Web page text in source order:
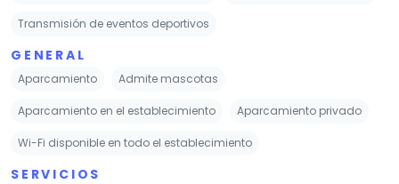
Transmisión de eventos deportivos
GENERAL
Aparcamiento Admite mascotas
Aparcamiento en el establecimiento Aparcamiento privado
Wi-Fi disponible en todo el establecimiento
SERVICIOS